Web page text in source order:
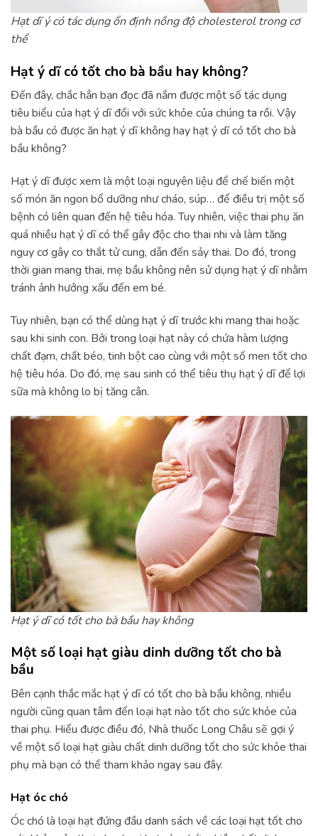
Hạt dĩ ý có tác dụng ổn định nồng độ cholesterol trong cơ
thể
Hạt ý dĩ có tốt cho bà bầu hay không?
Đến đây, chắc hẳn bạn đọc đã nắm được một số tác dụng
tiêu biểu của hạt ý dĩ đối với sức khỏe của chúng ta rồi. Vậy
bà bầu có được ăn hạt ý dĩ không hay hạt ý dĩ có tốt cho bà
bầu không?
Hạt ý dĩ được xem là một loại nguyên liệu để chế biến một
số món ăn ngon bổ dưỡng như cháo, súp… để điều trị một số
bệnh có liên quan đến hệ tiêu hóa. Tuy nhiên, việc thai phụ ăn
quá nhiều hạt ý dĩ có thể gây độc cho thai nhi và làm tăng
nguy cơ gây co thắt tử cung, dẫn đến sảy thai. Do đó, trong
thời gian mang thai, mẹ bầu không nên sử dụng hạt ý dĩ nhằm
tránh ảnh hưởng xấu đến em bé.
Tuy nhiên, bạn có thể dùng hạt ý dĩ trước khi mang thai hoặc
sau khi sinh con. Bởi trong loại hạt này có chứa hàm lượng
chất đạm, chất béo, tinh bột cao cùng với một số men tốt cho
hệ tiêu hóa. Do đó, mẹ sau sinh có thể tiêu thụ hạt ý dĩ để lợi
sữa mà không lo bị tăng cân.
Hạt ý dĩ có tốt cho bà bầu hay không
Một số loại hạt giàu dinh dưỡng tốt cho bà
bầu
Bên cạnh thắc mắc hạt ý dĩ có tốt cho bà bầu không, nhiều
người cũng quan tâm đến loại hạt nào tốt cho sức khỏe của
thai phụ. Hiểu được điều đó, Nhà thuốc Long Châu sẽ gợi ý
về một số loại hạt giàu chất dinh dưỡng tốt cho sức khỏe thai
phụ mà bạn có thể tham khảo ngay sau đây.
Hạt óc chó
Óc chó là loại hạt đứng đầu danh sách về các loại hạt tốt cho